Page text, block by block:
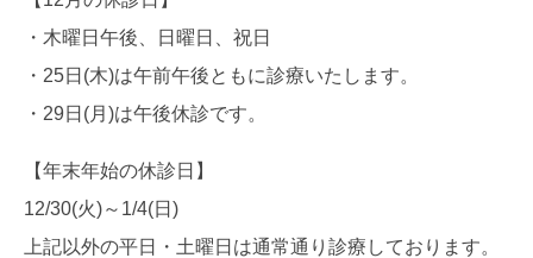
・木曜日午後、日曜日、祝日
・25日(木)は午前午後ともに診療いたします。
・29日(月)は午後休診です。
【年末年始の休診日】
12/30(火)～1/4(日)
上記以外の平日・土曜日は通常通り診療しております。